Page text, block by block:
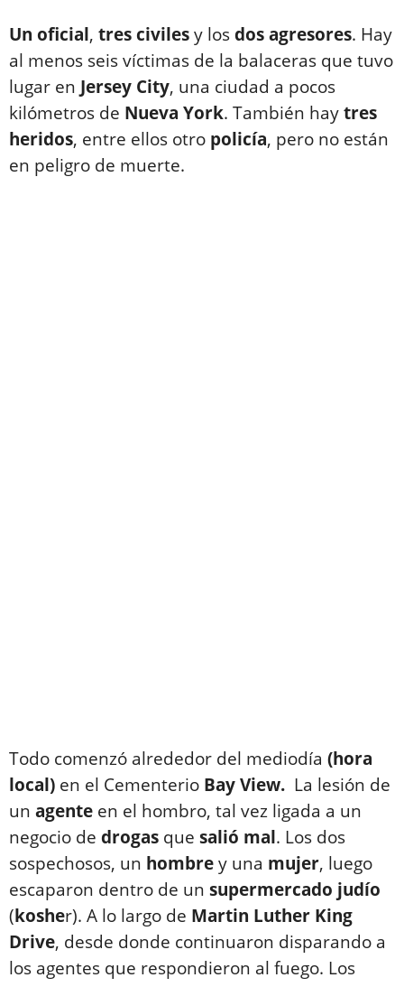
Un oficial, trescivilesy losdosagresores. Hay
al menos seis víctimas de la balaceras que tuvo
lugar en Jersey City, una ciudad a pocos
kilómetros de Nueva York. También haytres
heridos, entre ellos otro policía, pero no están
en peligro de muerte.
Todo comenzó alrededor del mediodía (hora
local) en el Cementerio Bay View. La lesión de
un agente en el hombro, tal vez ligada a un
negocio de drogas que salió mal. Los dos
sospechosos, un hombrey una mujer, luego
escaparon dentro de un supermercado judío
(kosher). A lo largo de Martin Luther King
Drive, desde donde continuaron disparando a
los agentes que respondieron al fuego. Los